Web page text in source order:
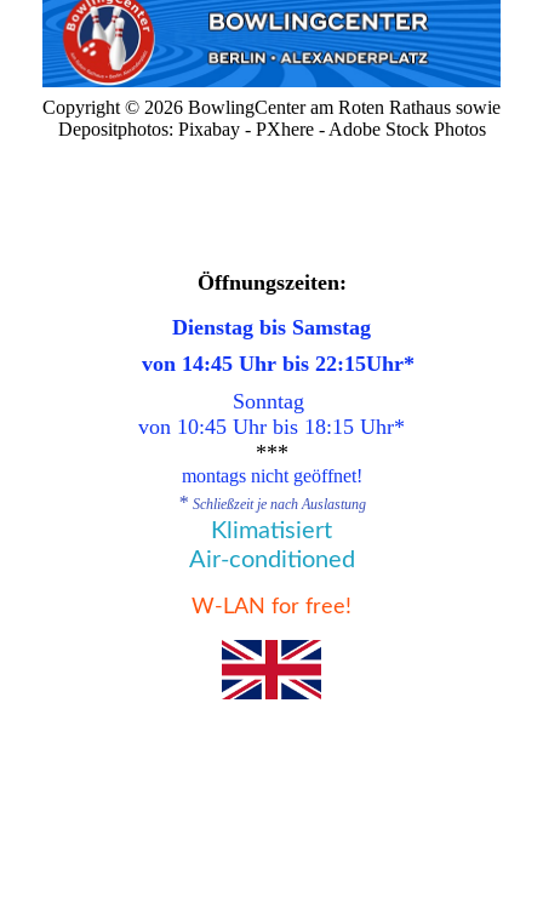
Copyright © 2026 BowlingCenter am Roten Rathaus sowie
Depositphotos: Pixabay - PXhere - Adobe Stock Photos
Öffnungszeiten:
Dienstag bis Samstag
von 14:45 Uhr bis 22:15Uhr*
Sonntag
von 10:45 Uhr bis 18:15 Uhr*
***
montags nicht geöffnet!
* Schließzeit je nach Auslastung
Klimatisiert
Air-conditioned
W-LAN for free!